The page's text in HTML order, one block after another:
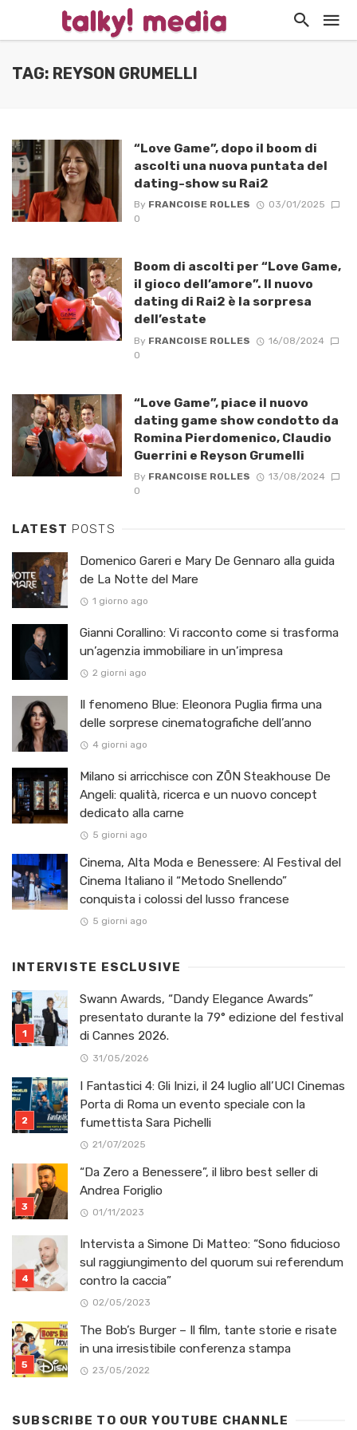
TAG: REYSON GRUMELLI
“Love Game”, dopo il boom di
ascolti una nuova puntata del
dating-show su Rai2
By FRANCOISE ROLLES
03/01/2025
0
Boom di ascolti per “Love Game,
il gioco dell’amore”. Il nuovo
dating di Rai2 è la sorpresa
dell’estate
By FRANCOISE ROLLES
16/08/2024
0
“Love Game”, piace il nuovo
dating game show condotto da
Romina Pierdomenico, Claudio
Guerrini e Reyson Grumelli
By FRANCOISE ROLLES
13/08/2024
0
LATEST POSTS
Domenico Gareri e Mary De Gennaro alla guida
de La Notte del Mare
1 giorno ago
Gianni Corallino: Vi racconto come si trasforma
un’agenzia immobiliare in un’impresa
2 giorni ago
Il fenomeno Blue: Eleonora Puglia firma una
delle sorprese cinematografiche dell’anno
4 giorni ago
Milano si arricchisce con ZŌN Steakhouse De
Angeli: qualità, ricerca e un nuovo concept
dedicato alla carne
5 giorni ago
Cinema, Alta Moda e Benessere: Al Festival del
Cinema Italiano il “Metodo Snellendo”
conquista i colossi del lusso francese
5 giorni ago
INTERVISTE ESCLUSIVE
Swann Awards, “Dandy Elegance Awards”
presentato durante la 79° edizione del festival
di Cannes 2026.
31/05/2026
I Fantastici 4: Gli Inizi, il 24 luglio all’UCI Cinemas
Porta di Roma un evento speciale con la
fumettista Sara Pichelli
21/07/2025
“Da Zero a Benessere”, il libro best seller di
Andrea Foriglio
01/11/2023
Intervista a Simone Di Matteo: “Sono fiducioso
sul raggiungimento del quorum sui referendum
contro la caccia”
02/05/2023
The Bob’s Burger – Il film, tante storie e risate
in una irresistibile conferenza stampa
23/05/2022
SUBSCRIBE TO OUR YOUTUBE CHANNLE